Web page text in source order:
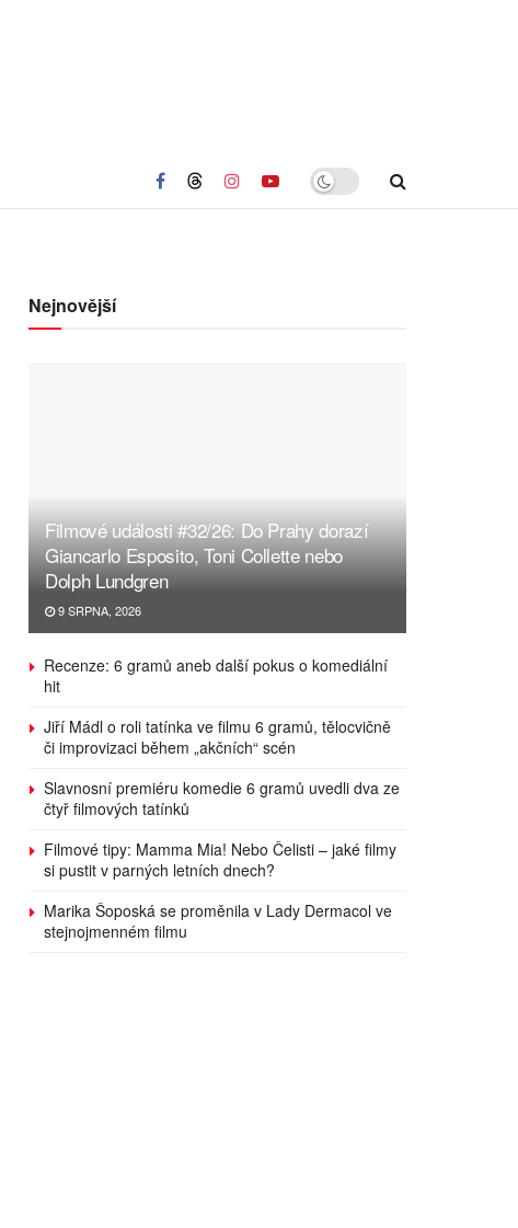
Nejnovější
Filmové události #32/26: Do Prahy dorazí
Giancarlo Esposito, Toni Collette nebo
Dolph Lundgren
9 SRPNA, 2026
Recenze: 6 gramů aneb další pokus o komediální
hit
Jiří Mádl o roli tatínka ve filmu 6 gramů, tělocvičně
či improvizaci během „akčních“ scén
Slavnosní premiéru komedie 6 gramů uvedli dva ze
čtyř filmových tatínků
Filmové tipy: Mamma Mia! Nebo Čelisti – jaké filmy
si pustit v parných letních dnech?
Marika Šoposká se proměnila v Lady Dermacol ve
stejnojmenném filmu